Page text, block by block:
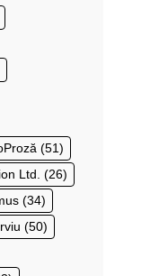
(51)
Ltd. (26)
(34)
(50)